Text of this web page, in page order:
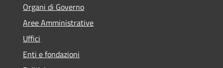
Organi di Governo
Aree Amministrative
Uffici
Enti e fondazioni